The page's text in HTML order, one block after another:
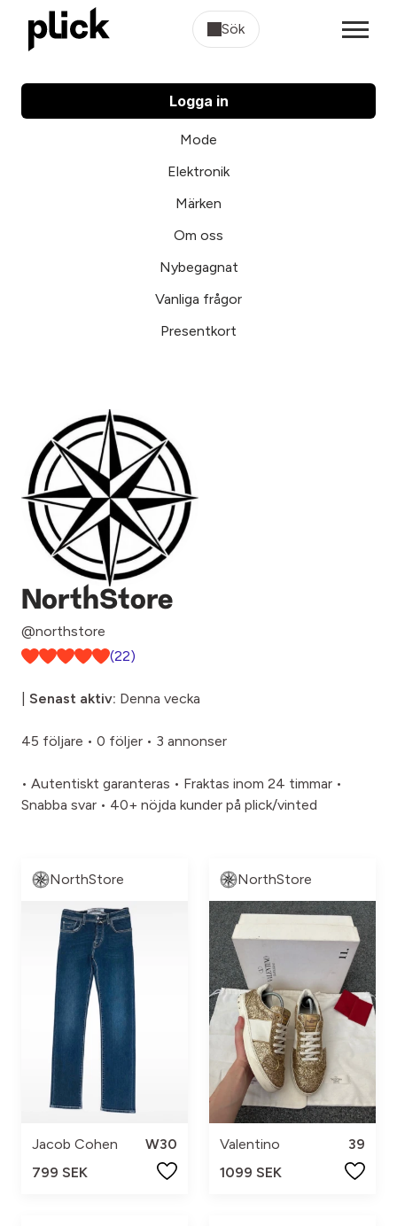
Sök
Logga in
Mode
Elektronik
Märken
Om oss
Nybegagnat
Vanliga frågor
Presentkort
NorthStore
@northstore
(22)
Senast aktiv: Denna vecka
45 följare • 0 följer • 3 annonser
• Autentiskt garanteras • Fraktas inom 24 timmar •
Snabba svar • 40+ nöjda kunder på plick/vinted
NorthStore
Jacob Cohen
W30
799 SEK
NorthStore
Valentino
39
1099 SEK